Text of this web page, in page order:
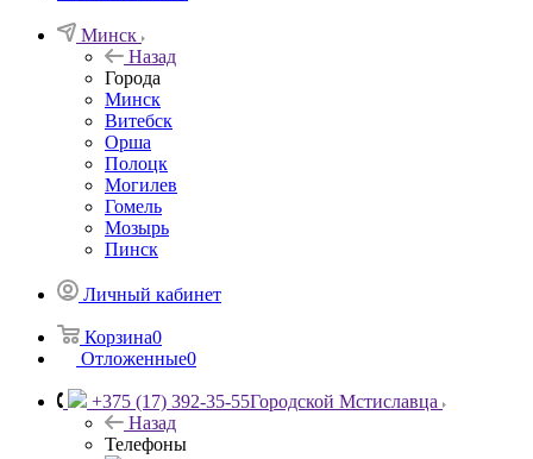
Минск
Назад
Города
Минск
Витебск
Орша
Полоцк
Могилев
Гомель
Мозырь
Пинск
Личный кабинет
Корзина0
Отложенные0
+375 (17) 392-35-55Городской Мстиславца
Назад
Телефоны